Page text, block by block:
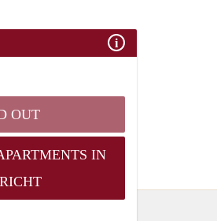
OUT
IN